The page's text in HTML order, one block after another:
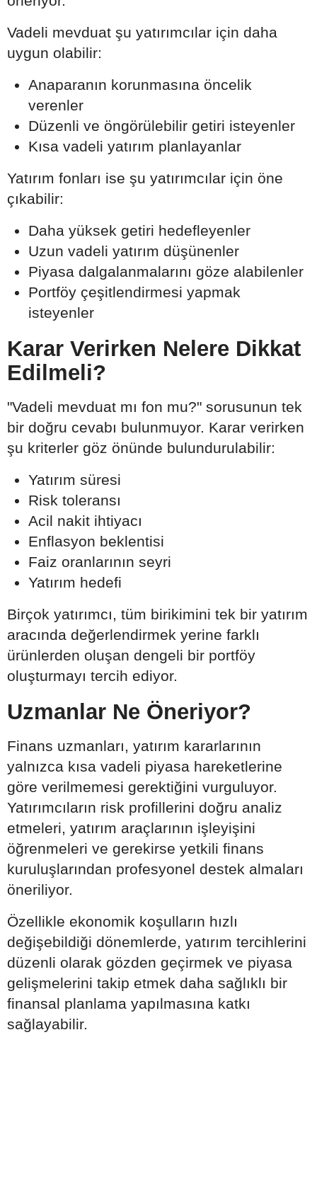
Vadeli mevduat şu yatırımcılar için daha
uygun olabilir:
Anaparanın korunmasına öncelik
verenler
Düzenli ve öngörülebilir getiri isteyenler
Kısa vadeli yatırım planlayanlar
Yatırım fonları ise şu yatırımcılar için öne
çıkabilir:
Daha yüksek getiri hedefleyenler
Uzun vadeli yatırım düşünenler
Piyasa dalgalanmalarını göze alabilenler
Portföy çeşitlendirmesi yapmak
isteyenler
Karar Verirken Nelere Dikkat
Edilmeli?
"Vadeli mevduat mı fon mu?" sorusunun tek
bir doğru cevabı bulunmuyor. Karar verirken
şu kriterler göz önünde bulundurulabilir:
Yatırım süresi
Risk toleransı
Acil nakit ihtiyacı
Enflasyon beklentisi
Faiz oranlarının seyri
Yatırım hedefi
Birçok yatırımcı, tüm birikimini tek bir yatırım
aracında değerlendirmek yerine farklı
ürünlerden oluşan dengeli bir portföy
oluşturmayı tercih ediyor.
Uzmanlar Ne Öneriyor?
Finans uzmanları, yatırım kararlarının
yalnızca kısa vadeli piyasa hareketlerine
göre verilmemesi gerektiğini vurguluyor.
Yatırımcıların risk profillerini doğru analiz
etmeleri, yatırım araçlarının işleyişini
öğrenmeleri ve gerekirse yetkili finans
kuruluşlarından profesyonel destek almaları
öneriliyor.
Özellikle ekonomik koşulların hızlı
değişebildiği dönemlerde, yatırım tercihlerini
düzenli olarak gözden geçirmek ve piyasa
gelişmelerini takip etmek daha sağlıklı bir
finansal planlama yapılmasına katkı
sağlayabilir.